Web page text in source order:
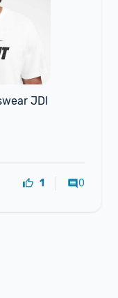
JDI
1 0